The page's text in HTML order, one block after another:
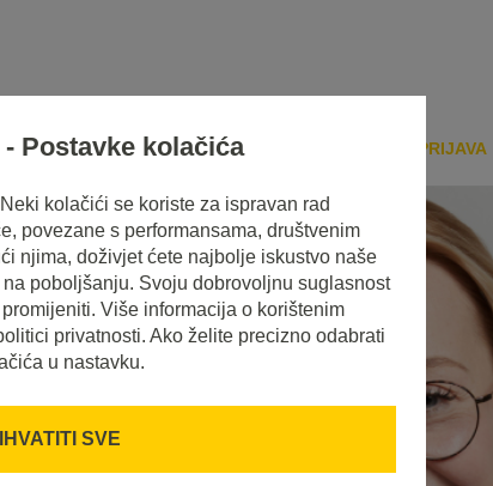
INSPIRACIJE PRIJAVA
Postavke kolačića
kolačići se koriste za ispravan rad
povezane s performansama, društvenim
njima, doživjet ćete najbolje iskustvo naše
poboljšanju. Svoju dobrovoljnu suglasnost
Više informacija o korištenim
privatnosti. Ako želite precizno odabrati
u nastavku.
SVE